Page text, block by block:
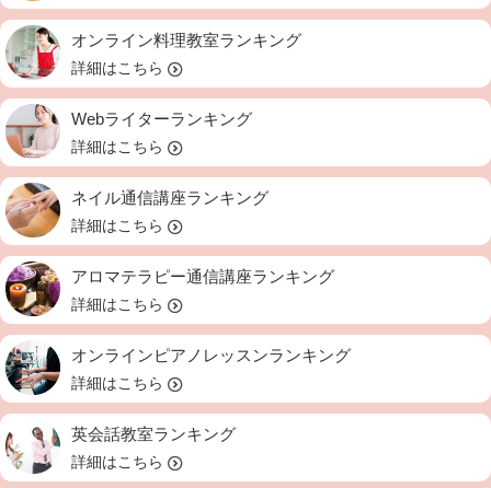
オンライン料理教室ランキング
詳細はこちら
Webライターランキング
詳細はこちら
ネイル通信講座ランキング
詳細はこちら
アロマテラピー通信講座ランキング
詳細はこちら
オンラインピアノレッスンランキング
詳細はこちら
英会話教室ランキング
詳細はこちら